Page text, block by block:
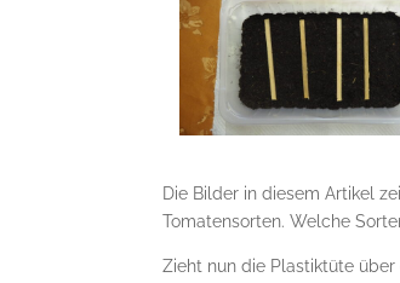
Die Bilder in diesem Artikel
Tomatensorten. Welche
Zieht nun die Plastiktüte